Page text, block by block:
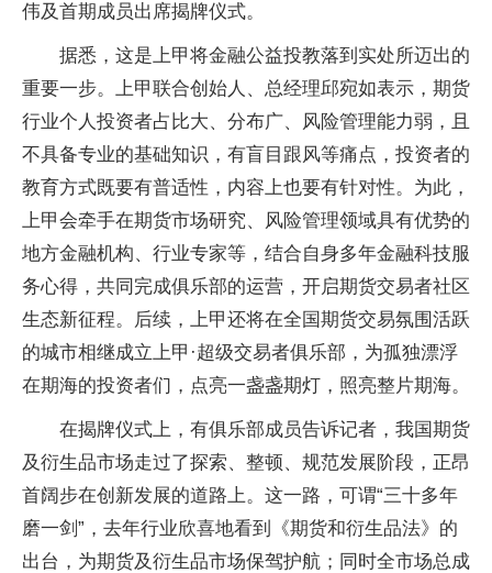
伟及首期成员出席揭牌仪式。
据悉，这是上甲将金融公益投教落到实处所迈出的
重要一步。上甲联合创始人、总经理邱宛如表示，期货
行业个人投资者占比大、分布广、风险管理能力弱，且
不具备专业的基础知识，有盲目跟风等痛点，投资者的
教育方式既要有普适性，内容上也要有针对性。为此，
上甲会牵手在期货市场研究、风险管理领域具有优势的
地方金融机构、行业专家等，结合自身多年金融科技服
务心得，共同完成俱乐部的运营，开启期货交易者社区
生态新征程。后续，上甲还将在全国期货交易氛围活跃
的城市相继成立上甲·超级交易者俱乐部，为孤独漂浮
在期海的投资者们，点亮一盏盏期灯，照亮整片期海。
在揭牌仪式上，有俱乐部成员告诉记者，我国期货
及衍生品市场走过了探索、整顿、规范发展阶段，正昂
首阔步在创新发展的道路上。这一路，可谓“三十多年
磨一剑”，去年行业欣喜地看到《期货和衍生品法》的
出台，为期货及衍生品市场保驾护航；同时全市场总成